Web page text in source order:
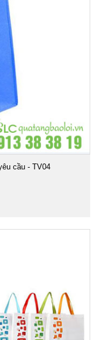
cầu - TV04